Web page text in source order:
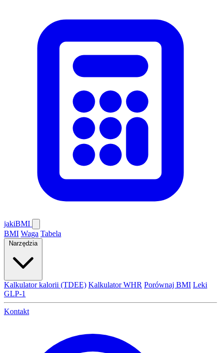
jakiBMI
BMI Waga Tabela
Narzędzia
Kalkulator kalorii (TDEE) Kalkulator WHR Porównaj BMI Leki
GLP-1
Kontakt